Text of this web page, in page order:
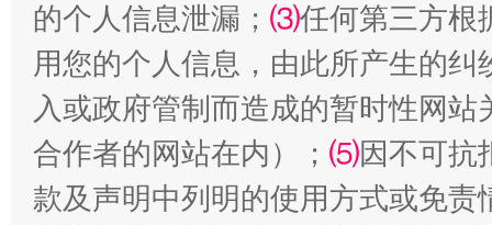
的个人信息泄漏； ⑶任何第三方根
用您的个人信息，由此所产生的纠
入或政府管制而造成的暂时性网
合作者的网站在内）； ⑸因不可抗
款及声明中列明的使用方式或免责